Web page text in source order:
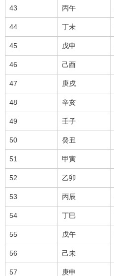
43 丙午
44 丁未
45 戊申
46 己酉
47 庚戌
48 辛亥
49 壬子
50 癸丑
51 甲寅
52 乙卯
53 丙辰
54 丁巳
55 戊午
56 己未
57 庚申